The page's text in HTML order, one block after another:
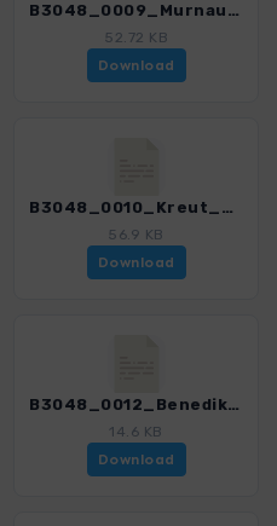
B3048_0009_MurnauerMoos_3048_3.gpx
52.72 KB
Download
B3048_0010_Kreut_3048_3.gpx
56.9 KB
Download
B3048_0012_Benediktbeuern_3048_3.gpx
14.6 KB
Download